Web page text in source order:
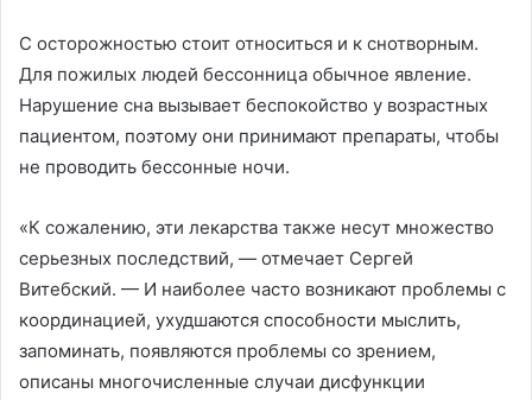
С осторожностью стоит относиться и к снотворным.
Для пожилых людей бессонница обычное явление.
Нарушение сна вызывает беспокойство у возрастных
пациентом, поэтому они принимают препараты, чтобы
не проводить бессонные ночи.
«К сожалению, эти лекарства также несут множество
серьезных последствий, — отмечает Сергей
Витебский. — И наиболее часто возникают проблемы с
координацией, ухудшаются способности мыслить,
запоминать, появляются проблемы со зрением,
описаны многочисленные случаи дисфункции